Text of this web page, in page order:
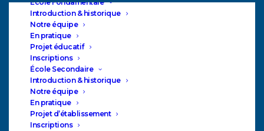
École Fondamentale
Introduction & historique
Notre équipe
En pratique
Projet éducatif
Inscriptions
École Secondaire
Introduction & historique
Notre équipe
En pratique
Projet d’établissement
Inscriptions
ESCALPADE
Terrasse au Centre de
Jour - Papotes et
potagers adaptés